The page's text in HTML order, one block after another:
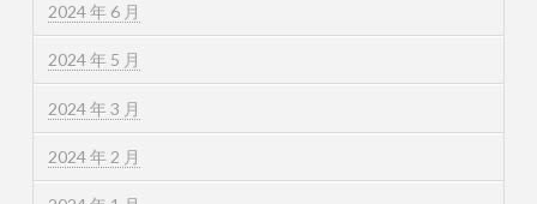
2024 年 6 月
2024 年 5 月
2024 年 3 月
2024 年 2 月